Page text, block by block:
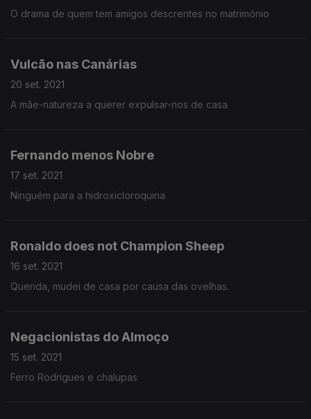
O drama de quem tem amigos descrentes no matrimónio
Vulcão nas Canárias
20 set. 2021
A mãe-natureza a querer expulsar-nos de casa
Fernando menos Nobre
17 set. 2021
Ninguém para a hidroxicloroquina
Ronaldo does not Champion Sheep
16 set. 2021
Querida, mudei de casa por causa das ovelhas.
Negacionistas do Almoço
15 set. 2021
Ferro Rodrigues e chalupas